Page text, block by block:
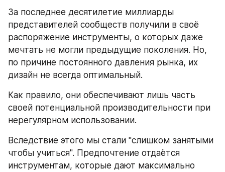
За последнее десятилетие миллиарды
представителей сообществ получили в своё
распоряжение инструменты, о которых даже
мечтать не могли предыдущие поколения. Но,
по причине постоянного давления рынка, их
дизайн не всегда оптимальный.
Как правило, они обеспечивают лишь часть
своей потенциальной производительности при
нерегулярном использовании.
Вследствие этого мы стали "слишком занятыми
чтобы учиться". Предпочтение отдаётся
инструментам, которые дают максимально